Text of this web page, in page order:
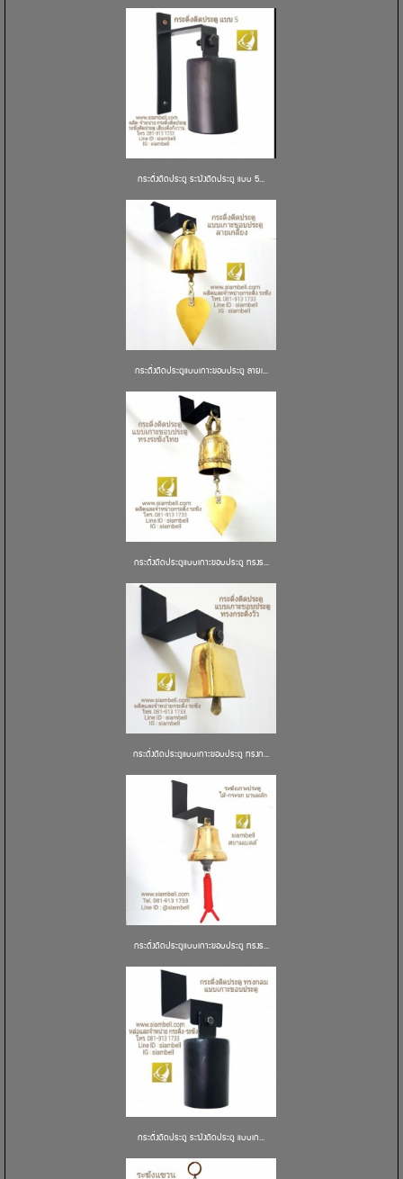
กระดิ่งติดประตู ระฆังติดประตู แบบ 5...
กระดิ่งติดประตูแบบเกาะขอบประตู ลายเ...
กระดิ่งติดประตูแบบเกาะขอบประตู ทรงร...
กระดิ่งติดประตูแบบเกาะขอบประตู ทรงก...
กระดิ่งติดประตูแบบเกาะขอบประตู ทรงร...
กระดิ่งติดประตู ระฆังติดประตู แบบเก...